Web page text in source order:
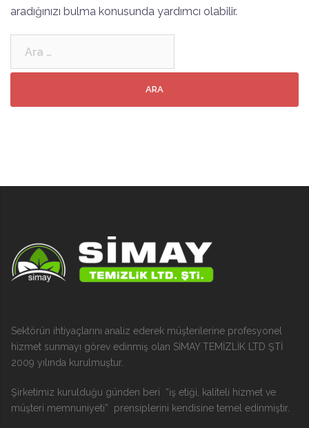
aradığınızı bulma konusunda yardımcı olabilir.
Sektörün ihtiyaçlarını analiz ederek müşterilerine profesyonel
hizmet sunmayı görev edinmiş olan SİMAY TEMİZLİK LTD ŞTİ
2009 yılında kurulmuştur.
Şirketimiz kurulduğu günden beri “iş etiği, kaliteli hizmet ve
müşteri memnuniyeti” prensiplerini kendisine temel edinmiştir.